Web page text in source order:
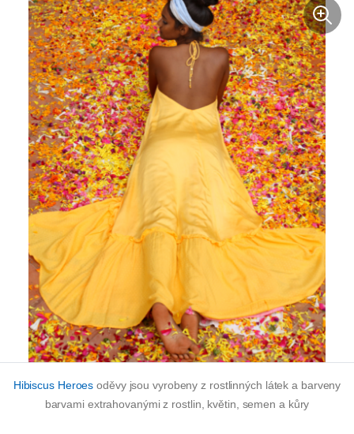
Hibiscus Heroes oděvy jsou vyrobeny z rostlinných látek a barveny
barvami extrahovanými z rostlin, květin, semen a kůry